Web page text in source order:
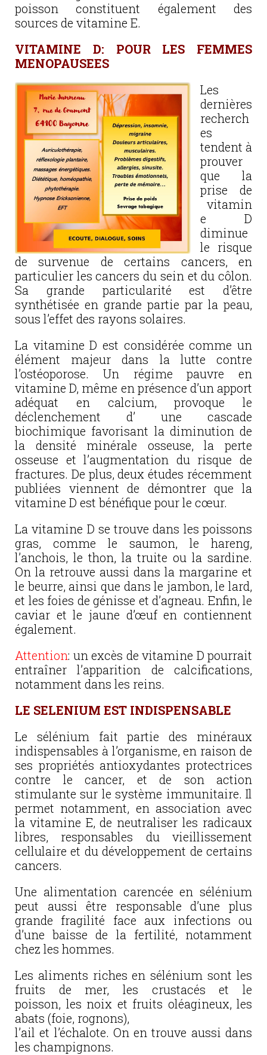
poisson constituent également des
sources de vitamine E.
VITAMINE D: POUR LES FEMMES
MENOPAUSEES
Les
dernières
recherch
es
tendent à
prouver
que la
prise de
vitamin
e D
diminue
le risque
de survenue de certains cancers, en
particulier les cancers du sein et du côlon.
Sa grande particularité est d’être
synthétisée en grande partie par la peau,
sous l’effet des rayons solaires.
La vitamine D est considérée comme un
élément majeur dans la lutte contre
l’ostéoporose. Un régime pauvre en
vitamine D, même en présence d’un apport
adéquat en calcium, provoque le
déclenchement d’ une cascade
biochimique favorisant la diminution de
la densité minérale osseuse, la perte
osseuse et l’augmentation du risque de
fractures. De plus, deux études récemment
publiées viennent de démontrer que la
vitamine D est bénéfique pour le cœur.
La vitamine D se trouve dans les poissons
gras, comme le saumon, le hareng,
l’anchois, le thon, la truite ou la sardine.
On la retrouve aussi dans la margarine et
le beurre, ainsi que dans le jambon, le lard,
et les foies de génisse et d’agneau. Enfin, le
caviar et le jaune d’œuf en contiennent
également.
Attention: un excès de vitamine D pourrait
entraîner l’apparition de calcifications,
notamment dans les reins.
LE SELENIUM EST INDISPENSABLE
Le sélénium fait partie des minéraux
indispensables à l’organisme, en raison de
ses propriétés antioxydantes protectrices
contre le cancer, et de son action
stimulante sur le système immunitaire. Il
permet notamment, en association avec
la vitamine E, de neutraliser les radicaux
libres, responsables du vieillissement
cellulaire et du développement de certains
cancers.
Une alimentation carencée en sélénium
peut aussi être responsable d’une plus
grande fragilité face aux infections ou
d’une baisse de la fertilité, notamment
chez les hommes.
Les aliments riches en sélénium sont les
fruits de mer, les crustacés et le
poisson, les noix et fruits oléagineux, les
abats (foie, rognons),
l’ail et l’échalote. On en trouve aussi dans
les champignons.